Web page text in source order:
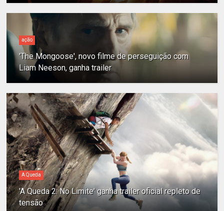
ação
'The Mongoose', novo filme de perseguição com
Liam Neeson, ganha trailer
A Queda
'A Queda 2: No Limite' ganha trailer oficial repleto de
tensão